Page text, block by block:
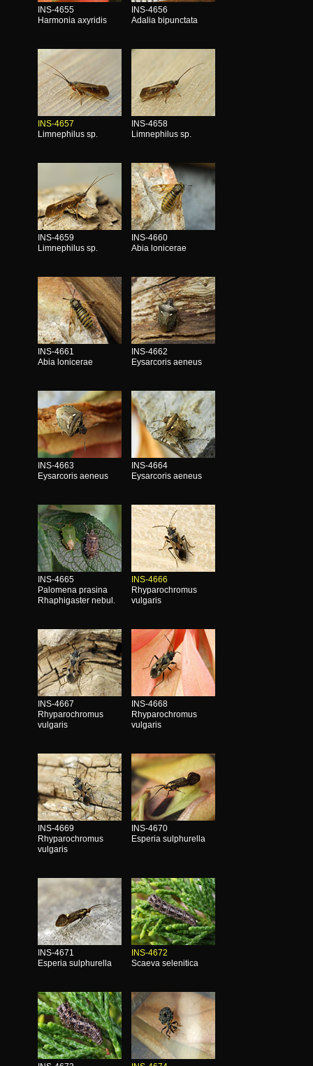
INS-4655
Harmonia axyridis
INS-4656
Adalia bipunctata
INS-4657
Limnephilus sp.
INS-4658
Limnephilus sp.
INS-4659
Limnephilus sp.
INS-4660
Abia lonicerae
INS-4661
Abia lonicerae
INS-4662
Eysarcoris aeneus
INS-4663
Eysarcoris aeneus
INS-4664
Eysarcoris aeneus
INS-4665
Palomena prasina
Rhaphigaster nebul.
INS-4666
Rhyparochromus
vulgaris
INS-4667
Rhyparochromus
vulgaris
INS-4668
Rhyparochromus
vulgaris
INS-4669
Rhyparochromus
vulgaris
INS-4670
Esperia sulphurella
INS-4671
Esperia sulphurella
INS-4672
Scaeva selenitica